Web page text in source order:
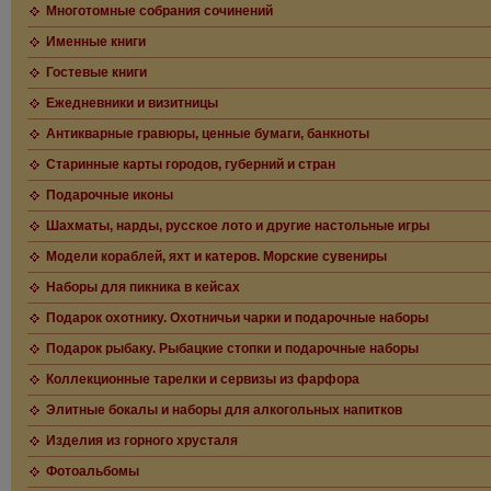
Многотомные собрания сочинений
Именные книги
Гостевые книги
Ежедневники и визитницы
Антикварные гравюры, ценные бумаги, банкноты
Старинные карты городов, губерний и стран
Подарочные иконы
Шахматы, нарды, русское лото и другие настольные игры
Модели кораблей, яхт и катеров. Морские сувениры
Наборы для пикника в кейсах
Подарок охотнику. Охотничьи чарки и подарочные наборы
Подарок рыбаку. Рыбацкие стопки и подарочные наборы
Коллекционные тарелки и сервизы из фарфора
Элитные бокалы и наборы для алкогольных напитков
Изделия из горного хрусталя
Фотоальбомы